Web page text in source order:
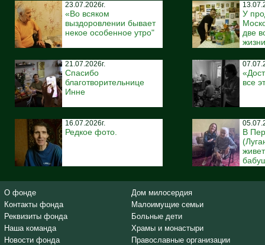
23.07.2026г.
«Во всяком
выздоровлении бывает
некое особенное утро"
21.07.2026г.
Спасибо
благотворительнице
Инне
16.07.2026г.
Редкое фото.
У
две
жизни
все
В
О фонде
Контакты фонда
Реквизиты фонда
Наша команда
Новости фонда
Дом милосердия
Малоимущие семьи
Больные дети
Храмы и монастыри
Православные организации